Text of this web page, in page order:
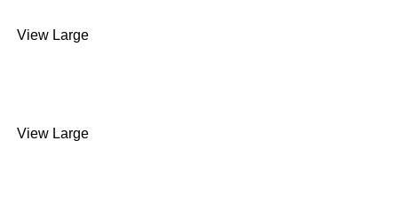
View Large
View Large